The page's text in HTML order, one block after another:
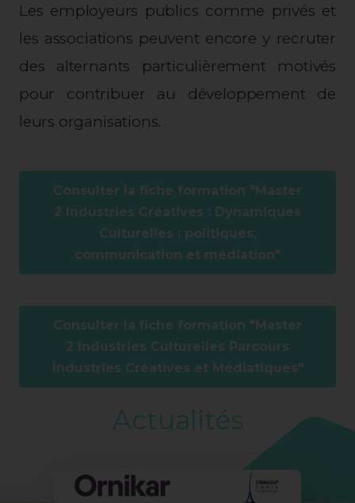
Les employeurs publics comme privés et
les associations peuvent encore y recruter
des alternants particulièrement motivés
pour contribuer au développement de
leurs organisations.
Consulter la fiche formation "Master
2 Industries Créatives : Dynamiques
Culturelles : politiques,
communication et médiation"
Consulter la fiche formation "Master
2 Industries Culturelles Parcours
Industries Créatives et Médiatiques"
Actualités